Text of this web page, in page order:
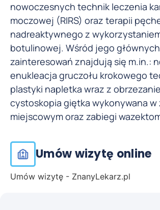
nowoczesnych technik leczenia
moczowej (RIRS) oraz terapii
nadreaktywnego z
botulinowej. Wśród jego
zainteresowań znajdują się m.in.:
enukleacja gruczołu krokowego
plastyki napletka wraz z
cystoskopia giętka wykonywana
miejscowym oraz zabiegi
Umów wizytę online
Umów wizytę - ZnanyLekarz.pl